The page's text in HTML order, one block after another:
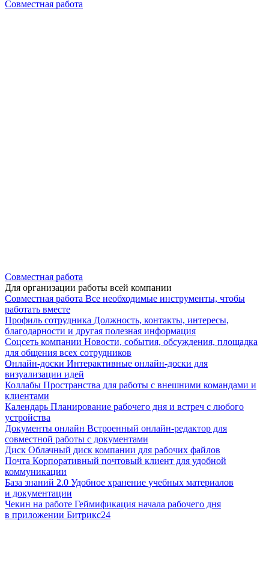
Совместная работа
Совместная работа
Для организации работы всей компании
Совместная работа Все необходимые инструменты, чтобы
работать вместе
Профиль сотрудника Должность, контакты, интересы,
благодарности и другая полезная информация
Соцсеть компании Новости, события, обсуждения, площадка
для общения всех сотрудников
Онлайн-доски Интерактивные онлайн-доски для
визуализации идей
Коллабы Пространства для работы с внешними командами и
клиентами
Календарь Планирование рабочего дня и встреч с любого
устройства
Документы онлайн Встроенный онлайн-редактор для
совместной работы с документами
Диск Облачный диск компании для рабочих файлов
Почта Корпоративный почтовый клиент для удобной
коммуникации
База знаний 2.0 Удобное хранение учебных материалов
и документации
Чекин на работе Геймификация начала рабочего дня
в приложении Битрикс24